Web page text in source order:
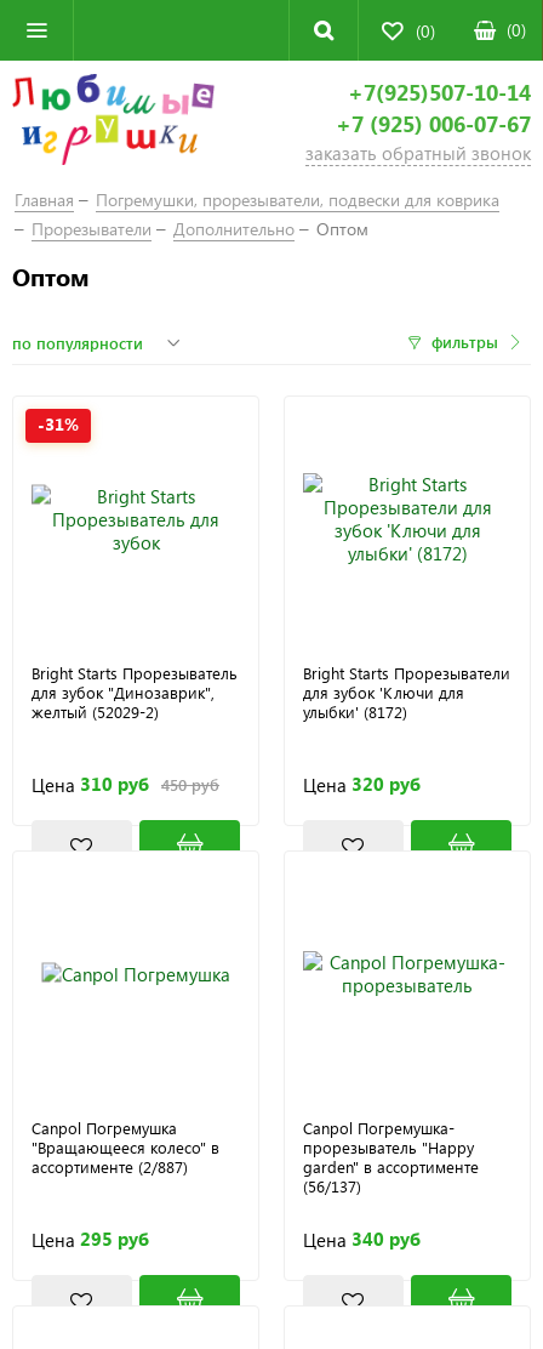
(0) (0)
+7(925)507-10-14
+7 (925) 006-07-67
заказать обратный звонок
Главная
Погремушки, прорезыватели, подвески для коврика
Прорезыватели
Дополнительно Оптом
Оптом
фильтры
-31%
Bright Starts Прорезыватель
для зубок "Динозаврик",
желтый (52029-2)
Цена 310 руб 450 руб
Bright Starts Прорезыватели
для зубок 'Ключи для
улыбки' (8172)
Цена 320 руб
Canpol Погремушка
"Вращающееся колесо" в
ассортименте (2/887)
Цена 295 руб
Canpol Погремушка-
прорезыватель "Happy
garden" в ассортименте
(56/137)
Цена 340 руб